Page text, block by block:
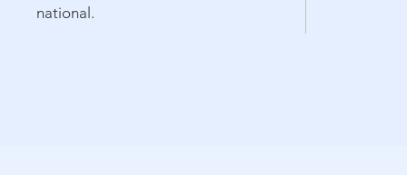
national.